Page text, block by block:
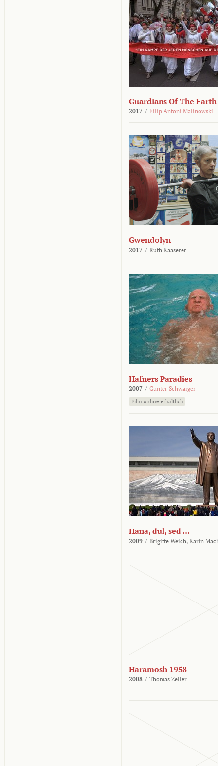
Guardians Of The Earth
2017 / Filip Antoni Malinowski
Gwendolyn
2017 / Ruth Kaaserer
Hafners Paradies
2007 / Günter Schwaiger
Film online erhältlich
Hana, dul, sed …
2009 / Brigitte Weich, Karin
Haramosh 1958
2008 / Thomas Zeller